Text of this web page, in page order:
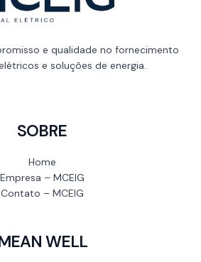
e qualidade no fornecimento
e soluções de energia.
SOBRE
Home
Empresa – MCEIG
Contato – MCEIG
WELL